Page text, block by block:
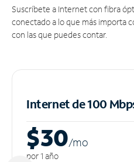
Suscríbete a Internet con fibra
conectado a lo que más importa
con las que puedes contar.
Internet de 100
$30/mo
por 1 año